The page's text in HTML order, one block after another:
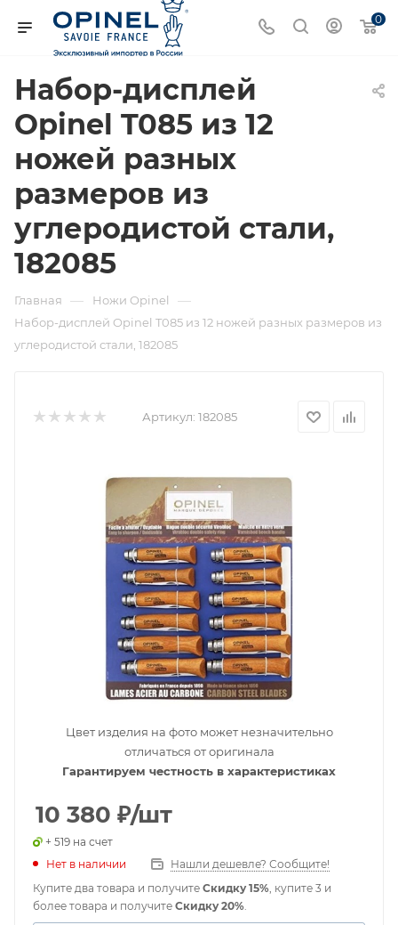
0
Набор-дисплей
Opinel T085 из 12
ножей разных
размеров из
углеродистой стали,
182085
Главная — Ножи Opinel —
Набор-дисплей Opinel T085 из 12 ножей разных размеров из
углеродистой стали, 182085
Артикул: 182085
Цвет изделия на фото может незначительно
отличаться от оригинала
Гарантируем честность в характеристиках
10 380 ₽/шт
+ 519 на счет
Нет в наличии
Нашли дешевле? Сообщите!
Купите два товара и получите Скидку 15%, купите 3 и
более товара и получите Скидку 20%.